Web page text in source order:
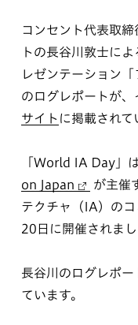
コンセント代表取
トの長谷川敦士に
レゼンテーション
のログレポートが、
サイト に掲載されて
「World IA Day」は
on Japan
が主催
テクチャ（IA）のコ
20日に開催されまし
長谷川のログレポ
ています。